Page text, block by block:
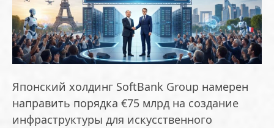
Японский холдинг SoftBank Group намерен
направить порядка €75 млрд на создание
инфраструктуры для искусственного